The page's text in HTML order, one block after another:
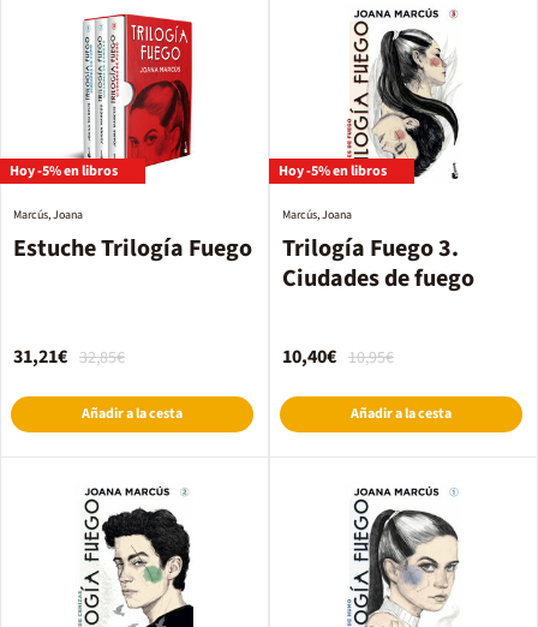
Hoy -5% en libros
Estuche Trilogía Fuego
Marcús, Joana
32,85€
31,21€
Añadir a la cesta
Hoy -5% en libros
Trilogía Fuego 3.
Ciudades de fuego
Marcús, Joana
10,95€
10,40€
Añadir a la cesta